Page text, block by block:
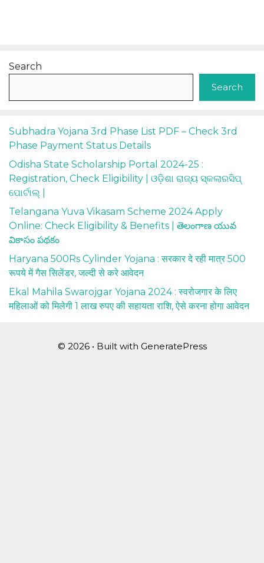
Search
Search
Subhadra Yojana 3rd Phase List PDF – Check 3rd
Phase Payment Status Details
Odisha State Scholarship Portal 2024-25 :
Registration, Check Eligibility | ଓଡ଼ିଶା ରାଜ୍ୟ ସ୍କଲାରସିପ୍
ପୋର୍ଟାଲ୍ |
Telangana Yuva Vikasam Scheme 2024 Apply
Online: Check Eligibility & Benefits | తెలంగాణ యువ
వికాసం పథకం
Haryana 500Rs Cylinder Yojana : सरकार दे रही मात्र 500
रूपये में गैस सिलेंडर, जल्दी से करे आवेदन
Ekal Mahila Swarojgar Yojana 2024 : स्वरोजगार के लिए
महिलाओं को मिलेगी 1 लाख रुपए की सहायता राशि, ऐसे करना होगा आवेदन
© 2026 • Built with GeneratePress